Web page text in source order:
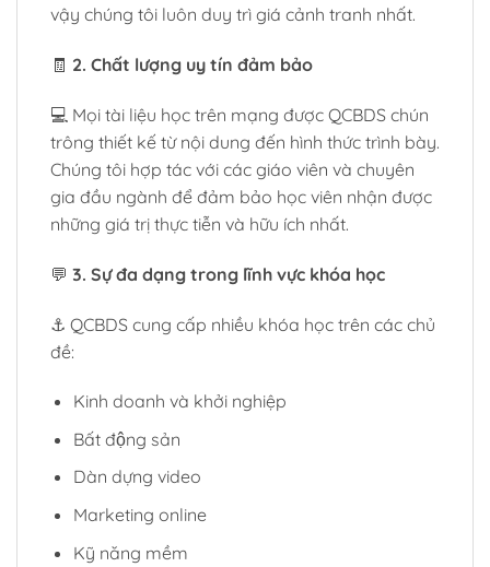
vậy chúng tôi luôn duy trì giá cảnh tranh nhất.
🧾 2. Chất lượng uy tín đảm bảo
💻 Mọi tài liệu học trên mạng được QCBDS chún
trông thiết kế từ nội dung đến hình thức trình bày.
Chúng tôi hợp tác với các giáo viên và chuyên
gia đầu ngành để đảm bảo học viên nhận được
những giá trị thực tiễn và hữu ích nhất.
💬 3. Sự đa dạng trong lĩnh vực khóa học
⚓ QCBDS cung cấp nhiều khóa học trên các chủ
đề:
Kinh doanh và khởi nghiệp
Bất động sản
Dàn dựng video
Marketing online
Kỹ năng mềm